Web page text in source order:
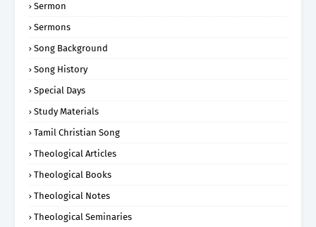
Sermon
Sermons
Song Background
Song History
Special Days
Study Materials
Tamil Christian Song
Theological Articles
Theological Books
Theological Notes
Theological Seminaries